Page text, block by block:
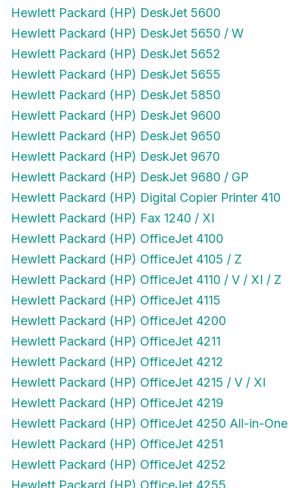
Hewlett Packard (HP) DeskJet 5600
Hewlett Packard (HP) DeskJet 5650 / W
Hewlett Packard (HP) DeskJet 5652
Hewlett Packard (HP) DeskJet 5655
Hewlett Packard (HP) DeskJet 5850
Hewlett Packard (HP) DeskJet 9600
Hewlett Packard (HP) DeskJet 9650
Hewlett Packard (HP) DeskJet 9670
Hewlett Packard (HP) DeskJet 9680 / GP
Hewlett Packard (HP) Digital Copier Printer 410
Hewlett Packard (HP) Fax 1240 / XI
Hewlett Packard (HP) OfficeJet 4100
Hewlett Packard (HP) OfficeJet 4105 / Z
Hewlett Packard (HP) OfficeJet 4110 / V / XI / Z
Hewlett Packard (HP) OfficeJet 4115
Hewlett Packard (HP) OfficeJet 4200
Hewlett Packard (HP) OfficeJet 4211
Hewlett Packard (HP) OfficeJet 4212
Hewlett Packard (HP) OfficeJet 4215 / V / XI
Hewlett Packard (HP) OfficeJet 4219
Hewlett Packard (HP) OfficeJet 4250 All-in-One
Hewlett Packard (HP) OfficeJet 4251
Hewlett Packard (HP) OfficeJet 4252
Hewlett Packard (HP) OfficeJet 4255